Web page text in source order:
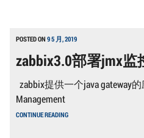
POSTED ON 9 5 月, 2019
zabbix3.0部署jmx监
zabbix提供一个java gateway
Management
CONTINUE READING
部